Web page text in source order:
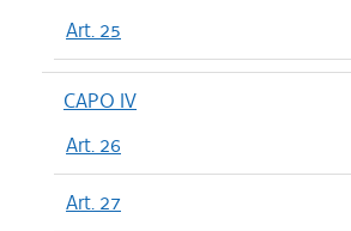
Art. 25
CAPO IV
Art. 26
Art. 27